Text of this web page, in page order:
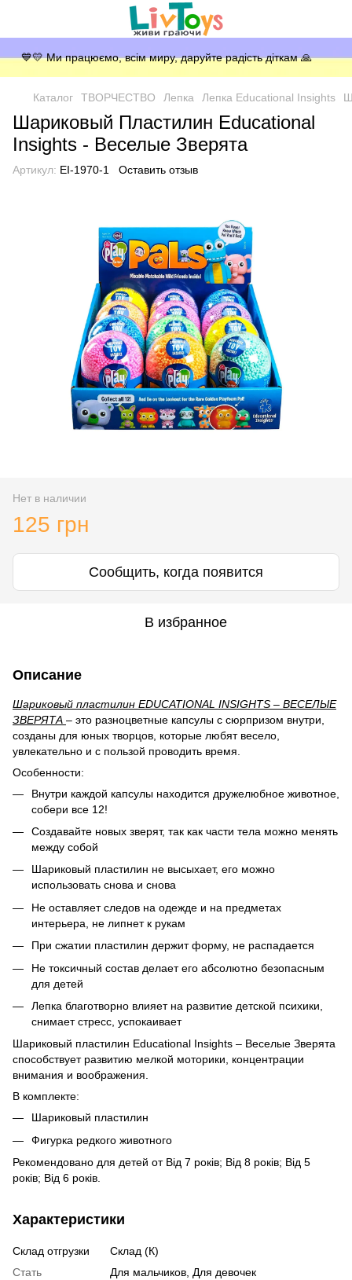
💙💛 Ми працюємо, всім миру, даруйте радість діткам 🙏
Каталог ТВОРЧЕСТВО Лепка Лепка Educational Insights
Шариковый Пластилин Educational
Insights - Веселые Зверята
Артикул: EI-1970-1 Оставить отзыв
Нет в наличии
125 грн
Сообщить, когда появится
В избранное
Описание
Шариковый пластилин EDUCATIONAL INSIGHTS – ВЕСЕЛЫЕ
ЗВЕРЯТА – это разноцветные капсулы с сюрпризом внутри,
созданы для юных творцов, которые любят весело,
увлекательно и с пользой проводить время.
Особенности:
Внутри каждой капсулы находится дружелюбное животное,
собери все 12!
Создавайте новых зверят, так как части тела можно менять
между собой
Шариковый пластилин не высыхает, его можно
использовать снова и снова
Не оставляет следов на одежде и на предметах
интерьера, не липнет к рукам
При сжатии пластилин держит форму, не распадается
Не токсичный состав делает его абсолютно безопасным
для детей
Лепка благотворно влияет на развитие детской психики,
снимает стресс, успокаивает
Шариковый пластилин Educational Insights – Веселые Зверята
способствует развитию мелкой моторики, концентрации
внимания и воображения.
В комплекте:
Шариковый пластилин
Фигурка редкого животного
Рекомендовано для детей от Від 7 років; Від 8 років; Від 5
років; Від 6 років.
Характеристики
Склад отгрузки
Склад (К)
Стать
Для мальчиков, Для девочек